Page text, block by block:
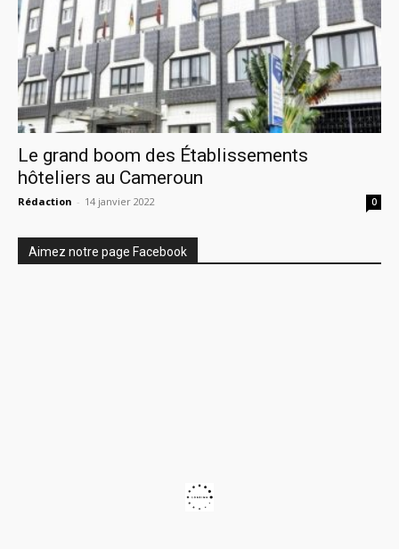
Le grand boom des Établissements
hôteliers au Cameroun
Rédaction - 14 janvier 2022 0
Aimez notre page Facebook